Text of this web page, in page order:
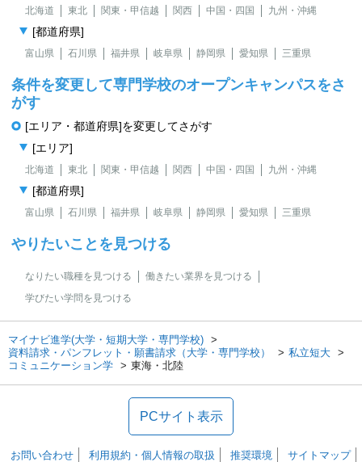
北海道 東北 関東・甲信越 関西 中国・四国 九州・沖縄
[都道府県]
富山県 石川県 福井県 岐阜県 静岡県 愛知県 三重県
条件を変更して専門学校のオープンキャンパスをさ
がす
[エリア・都道府県]を変更してさがす
[エリア]
北海道 東北 関東・甲信越 関西 中国・四国 九州・沖縄
[都道府県]
富山県 石川県 福井県 岐阜県 静岡県 愛知県 三重県
やりたいことを見つける
なりたい職種を見つける
働きたい業界を見つける
学びたい学問を見つける
マイナビ進学(大学・短期大学・専門学校)
資料請求・パンフレット・願書請求（大学・専門学校）
私立短大
コミュニケーション学
東海・北陸
PCサイト表示
お問い合わせ 利用規約・個人情報の取扱 推奨環境 サイトマップ